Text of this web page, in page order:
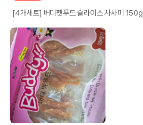
[4개세트] 버디펫푸드 슬라이스 사사미 150g